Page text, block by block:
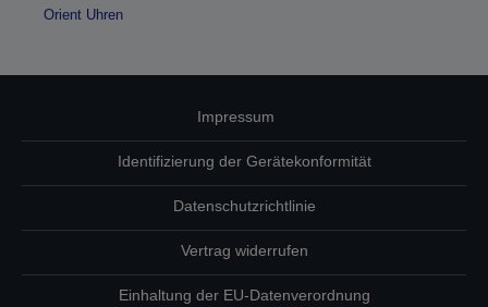
Orient Uhren
Impressum
Identifizierung der Gerätekonformität
Datenschutzrichtlinie
Vertrag widerrufen
Einhaltung der EU-Datenverordnung